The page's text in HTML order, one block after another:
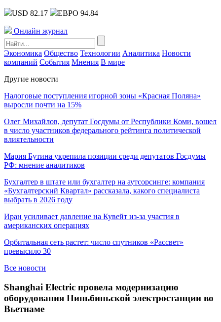
USD 82.17 ЕВРО 94.84
Онлайн журнал
Экономика Общество Технологии Аналитика Новости
компаний События Мнения В мире
Другие новости
Налоговые поступления игорной зоны «Красная Поляна»
выросли почти на 15%
Олег Михайлов, депутат Госдумы от Республики Коми, вошел
в число участников федерального рейтинга политической
влиятельности
Мария Бутина укрепила позиции среди депутатов Госдумы
РФ: мнение аналитиков
Бухгалтер в штате или бухгалтер на аутсорсинге: компания
«Бухгалтерский Квартал» рассказала, какого специалиста
выбрать в 2026 году
Иран усиливает давление на Кувейт из-за участия в
американских операциях
Орбитальная сеть растет: число спутников «Рассвет»
превысило 30
Все новости
Shanghai Electric провела модернизацию
оборудования Ниньбиньской электростанции во
Вьетнаме